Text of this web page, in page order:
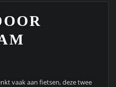
vaak aan fietsen, deze twee